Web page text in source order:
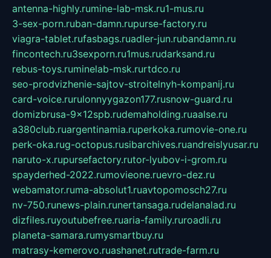
antenna-highly.rumine-lab-msk.ru1-mus.ru
3-sex-porn.ruban-damn.rupurse-factory.ru
viagra-tablet.rufasbags.ruadler-jun.rubandamn.ru
fincontech.ru3sexporn.ru1mus.rudarksand.ru
rebus-toys.ruminelab-msk.rurtdco.ru
seo-prodvizhenie-sajtov-stroitelnyh-kompanij.ru
card-voice.rurulonnyygazon177.rusnow-guard.ru
domizbrusa-9x12spb.rudemaholding.ruaalse.ru
a380club.ruargentinamia.ruperkoka.rumovie-one.ru
perk-oka.rug-octopus.rusibarchives.ruandreislyusar.ru
naruto-x.rupursefactory.rutor-lyubov-i-grom.ru
spayderhed-2022.rumovieone.ruevro-dez.ru
webamator.ruma-absolut1.ruavtopomosch27.ru
nv-750.runews-plain.runertansaga.rudelanalad.ru
dizfiles.ruyoutubefree.ruaria-family.ruroadli.ru
planeta-samara.rumysmartbuy.ru
matrasy-kemerovo.ruashanet.rutrade-farm.ru